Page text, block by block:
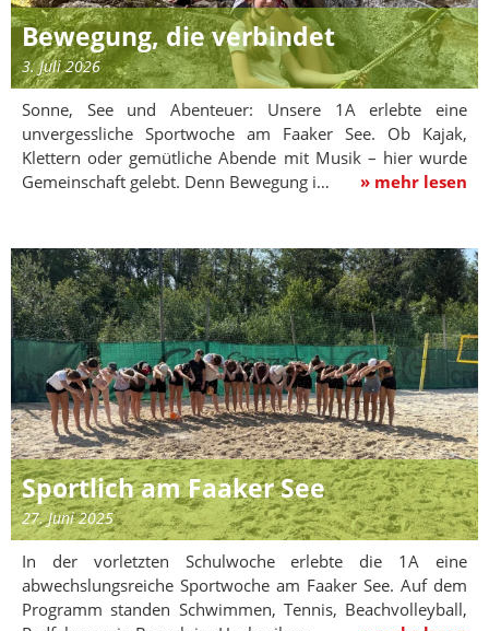
Bewegung, die verbindet
3. Juli 2026
Sonne, See und Abenteuer: Unsere 1A erlebte eine
unvergessliche Sportwoche am Faaker See. Ob Kajak,
Klettern oder gemütliche Abende mit Musik – hier wurde
Gemeinschaft gelebt. Denn Bewegung i…
» mehr lesen
Sportlich am Faaker See
27. Juni 2025
In der vorletzten Schulwoche erlebte die 1A eine
abwechslungsreiche Sportwoche am Faaker See. Auf dem
Programm standen Schwimmen, Tennis, Beachvolleyball,